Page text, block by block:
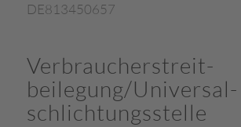
DE813450657
Verbraucher­streit­
beilegung/Universal­
schlichtungs­stelle